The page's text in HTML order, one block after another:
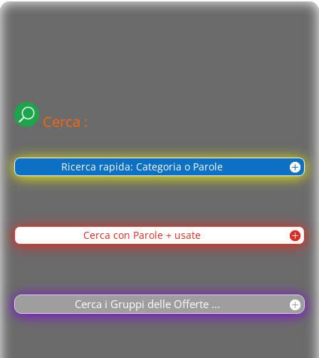
Cerca :
Ricerca rapida: Categoria o Parole
Cerca con Parole + usate
Cerca i Gruppi delle Offerte ...